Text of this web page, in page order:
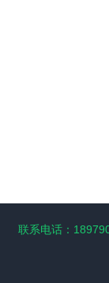
联系电话：